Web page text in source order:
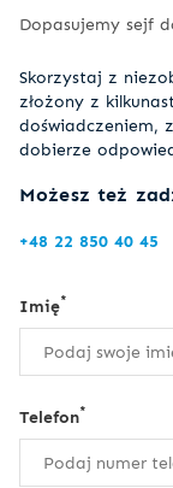
Dopasujemy sejf
Skorzystaj z
złożony z
doświadczeniem,
dobierze
Możesz też
+48 22 850 40 45
Imię*
Telefon*